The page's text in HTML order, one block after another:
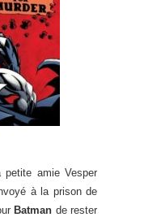
petite amie Vesper
à la prison de
Batman de rester